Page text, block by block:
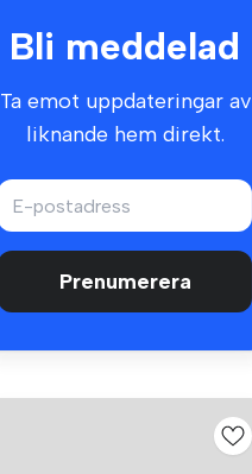
Bli meddelad
Ta emot uppdateringar av
liknande hem direkt.
Prenumerera